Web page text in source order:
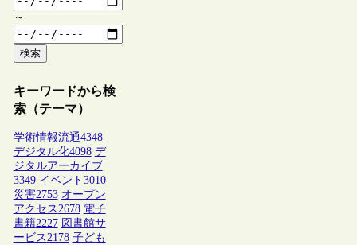
～
検索
キーワードから検
索（テーマ）
学術情報流通4348
デジタル化4098 デ
ジタルアーカイブ
3349 イベント 3010
災害2753 オープン
アクセス2678 電子
書籍2227 図書館サ
ービス2178 子ども